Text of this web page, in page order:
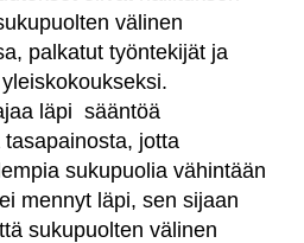
välinen
palkatut työntekijät ja
läpi sääntöä
jotta
sukupuolia vähintään
mennyt läpi, sen sijaan
sukupuolten välinen